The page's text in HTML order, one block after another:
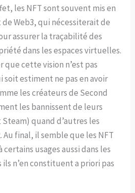
les NFT sont souvent mis en
Web3, qui nécessiterait de
assurer la traçabilité des
dans les espaces virtuelles.
que cette vision n’est pas
soit estiment ne pas en avoir
les créateurs de Second
les bannissent de leurs
quand d’autres les
final, il semble que les NFT
usages aussi dans les
n’en constituent a priori pas